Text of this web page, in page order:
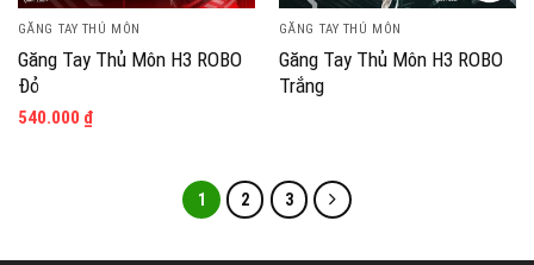
GĂNG TAY THỦ MÔN
Găng Tay Thủ Môn H3 ROBO
Đỏ
540.000 ₫
GĂNG TAY THỦ MÔN
Găng Tay Thủ Môn H3 ROBO
Trắng
1 2 3